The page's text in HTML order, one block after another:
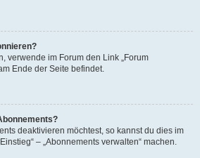
verwende im Forum den Link „Forum
Ende der Seite befindet.
deaktivieren möchtest, so kannst du dies im
– „Abonnements verwalten“ machen.